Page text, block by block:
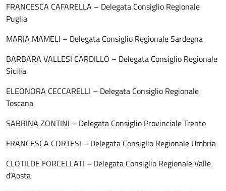
FRANCESCA CAFARELLA – Delegata Consiglio Regionale
Puglia
MARIA MAMELI – Delegata Consiglio Regionale Sardegna
BARBARA VALLESI CARDILLO – Delegata Consiglio Regionale
Sicilia
ELEONORA CECCARELLI – Delegata Consiglio Regionale
Toscana
SABRINA ZONTINI – Delegata Consiglio Provinciale Trento
FRANCESCA CORTESI – Delegata Consiglio Regionale Umbria
CLOTILDE FORCELLATI – Delegata Consiglio Regionale Valle
d’Aosta